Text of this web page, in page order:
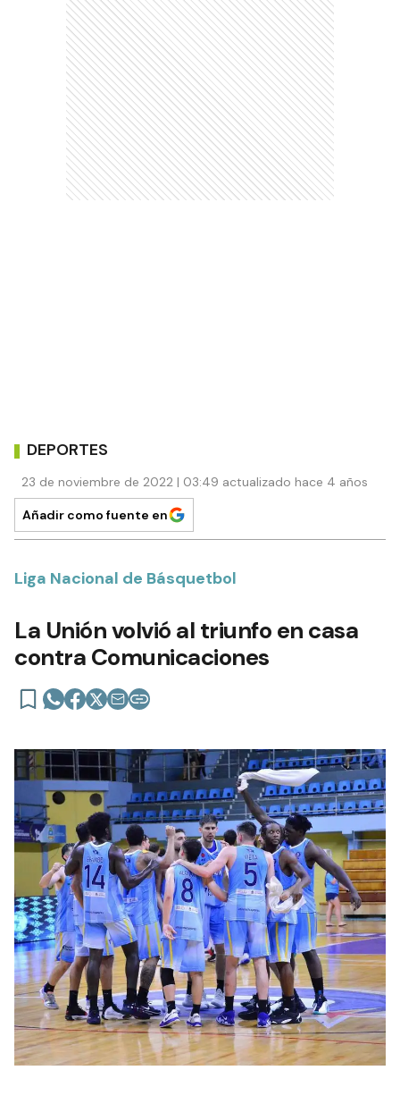
DEPORTES
23 de noviembre de 2022 | 03:49 actualizado hace 4 años
Añadir como fuente en
Liga Nacional de Básquetbol
La Unión volvió al triunfo en casa
contra Comunicaciones